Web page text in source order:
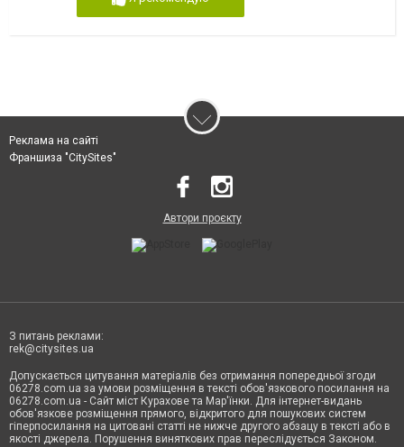
Реклама на сайті
Франшиза "CitySites"
Автори проєкту
З питань реклами:
rek@citysites.ua
Допускається цитування матеріалів без отримання попередньої згоди
06278.com.ua за умови розміщення в тексті обов'язкового посилання на
06278.com.ua - Сайт міст Курахове та Мар'їнки. Для інтернет-видань
обов'язкове розміщення прямого, відкритого для пошукових систем
гіперпосилання на цитовані статті не нижче другого абзацу в тексті або в
якості джерела. Порушення виняткових прав переслідується Законом.